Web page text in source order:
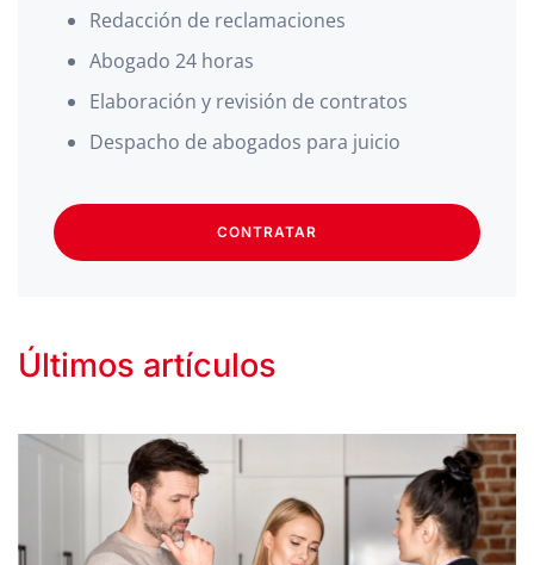
Redacción de reclamaciones
Abogado 24 horas
Elaboración y revisión de contratos
Despacho de abogados para juicio
CONTRATAR
Últimos artículos